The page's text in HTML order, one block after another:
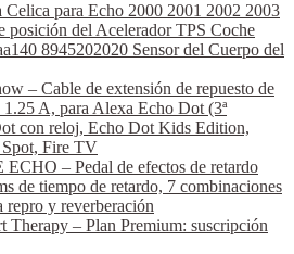
Celica para Echo 2000 2001 2002 2003
posición del Acelerador TPS Coche
8945202020 Sensor del Cuerpo del
– Cable de extensión de repuesto de
A, para Alexa Echo Dot (3ª
con reloj, Echo Dot Kids Edition,
Fire TV
– Pedal de efectos de retardo
de tiempo de retardo, 7 combinaciones
repro y reverberación
– Plan Premium: suscripción